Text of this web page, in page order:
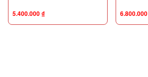
5.400.000₫ 6.800.000